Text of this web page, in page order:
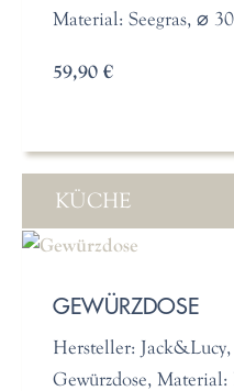
Material: Seegras, ⌀
59,90 €
KÜCHE
GEWÜRZDOSE
Hersteller:
Gewürzdose,